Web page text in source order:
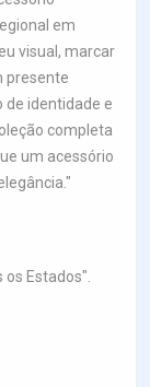
em
visual, marcar
presente
de identidade e
completa
um acessório
Estados".